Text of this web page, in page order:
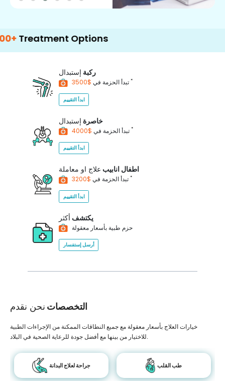
Options
ركبة إستبدال
تبدأ الحزمة في *
ابدأ التقييم
خاصرة إستبدال
تبدأ الحزمة في *
ابدأ التقييم
اطفال انابيب علاج او معاملة
تبدأ الحزمة في *
ابدأ التقييم
يكتشف أكثر
حزم طبية بأسعار معقولة
أرسل إستفسار
التخصصات نحن نقدم
خيارات العلاج بأسعار معقولة مع جميع النطاقات الممكنة من الإجراءات الطبية
للاختيار من بينها مع أفضل جودة للرعاية الصحية في البلاد.
جراحة لعلاج البدانة طب القلب